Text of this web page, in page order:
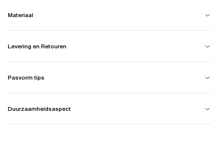
Materiaal
Levering en Retouren
Pasvorm tips
Duurzaamheidsaspect